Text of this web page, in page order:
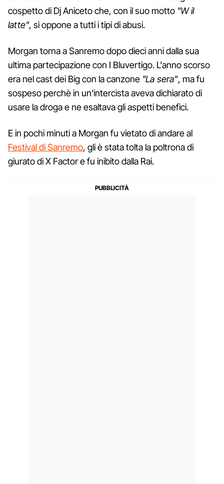
cospetto di Dj Aniceto che, con il suo motto "W il
latte", si oppone a tutti i tipi di abusi.
Morgan torna a Sanremo dopo dieci anni dalla sua
ultima partecipazione con I Bluvertigo. L'anno scorso
era nel cast dei Big con la canzone "La sera", ma fu
sospeso perchè in un'intercista aveva dichiarato di
usare la droga e ne esaltava gli aspetti benefici.
E in pochi minuti a Morgan fu vietato di andare al
Festival di Sanremo, gli è stata tolta la poltrona di
giurato di X Factor e fu inibito dalla Rai.